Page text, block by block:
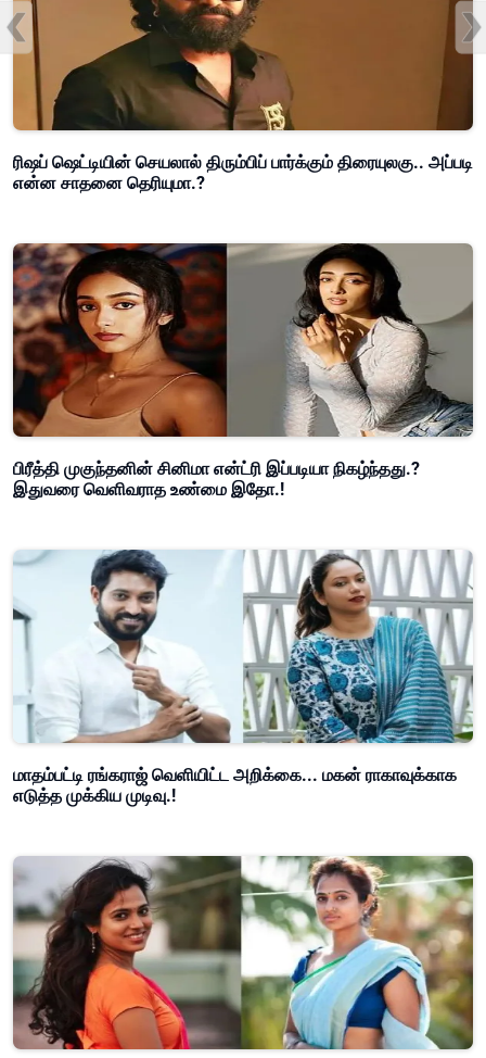
ரிஷப் ஷெட்டியின் செயலால் திரும்பிப் பார்க்கும் திரையுலகு.. அப்படி
என்ன சாதனை தெரியுமா.?
பிரீத்தி முகுந்தனின் சினிமா என்ட்ரி இப்படியா நிகழ்ந்தது.?
இதுவரை வெளிவராத உண்மை இதோ.!
மாதம்பட்டி ரங்கராஜ் வெளியிட்ட அறிக்கை... மகன் ராகாவுக்காக
எடுத்த முக்கிய முடிவு.!